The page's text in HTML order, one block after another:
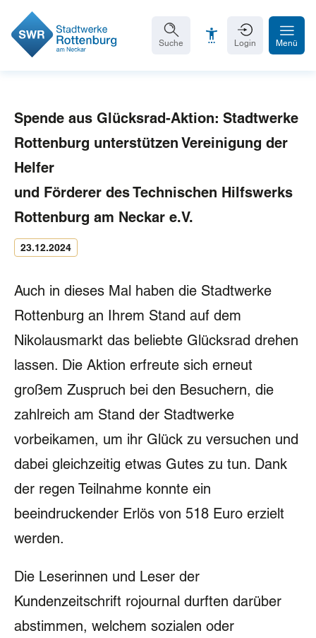
Suche Login Menü
Spende aus Glücksrad-Aktion: Stadtwerke
Rottenburg unterstützen Vereinigung der
Helfer
und Förderer des Technischen Hilfswerks
Rottenburg am Neckar e.V.
23.12.2024
Auch in dieses Mal haben die Stadtwerke
Rottenburg an Ihrem Stand auf dem
Nikolausmarkt das beliebte Glücksrad drehen
lassen. Die Aktion erfreute sich erneut
großem Zuspruch bei den Besuchern, die
zahlreich am Stand der Stadtwerke
vorbeikamen, um ihr Glück zu versuchen und
dabei gleichzeitig etwas Gutes zu tun. Dank
der regen Teilnahme konnte ein
beeindruckender Erlös von 518 Euro erzielt
werden.
Die Leserinnen und Leser der
Kundenzeitschrift rojournal durften darüber
abstimmen, welchem sozialen oder
Schrift vergrößern
Wortabstand vergrößern
Wortabstand verkleinern
Graustufen
Großer Mauszeiger
Lesehilfe
Animationen ausschalten
Hoher Kontrast